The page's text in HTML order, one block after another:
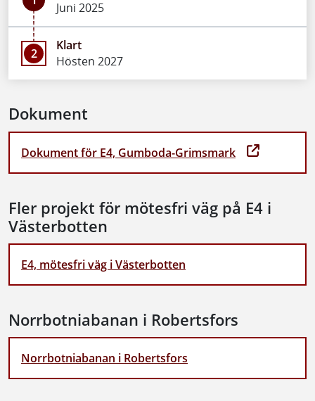
Juni 2025
2
Klart
Hösten 2027
Dokument
Dokument för E4, Gumboda-Grimsmark
Fler projekt för mötesfri väg på E4 i
Västerbotten
E4, mötesfri väg i Västerbotten
Norrbotniabanan i Robertsfors
Norrbotniabanan i Robertsfors